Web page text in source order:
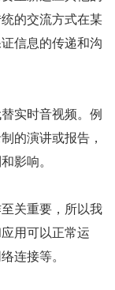
的交流方式在某
信息的传递和沟
实时音视频。例
的演讲或报告，
影响。
关重要，所以我
用可以正常运
连接等。